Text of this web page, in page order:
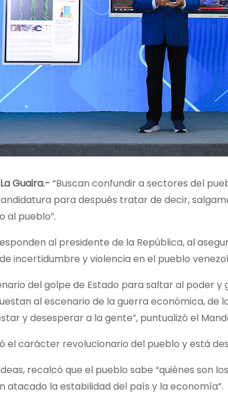
Guaira.- “Buscan confundir a sectores del
para después tratar de decir,
al pueblo”.
al presidente de la República, al
incertidumbre y violencia en el pueblo
del golpe de Estado para saltar al poder
al escenario de la guerra económica, de
y desesperar a la gente”, puntualizó el
el carácter revolucionario del pueblo y está
recalcó que el pueblo sabe “quiénes son
atacado la estabilidad del país y la economía”.